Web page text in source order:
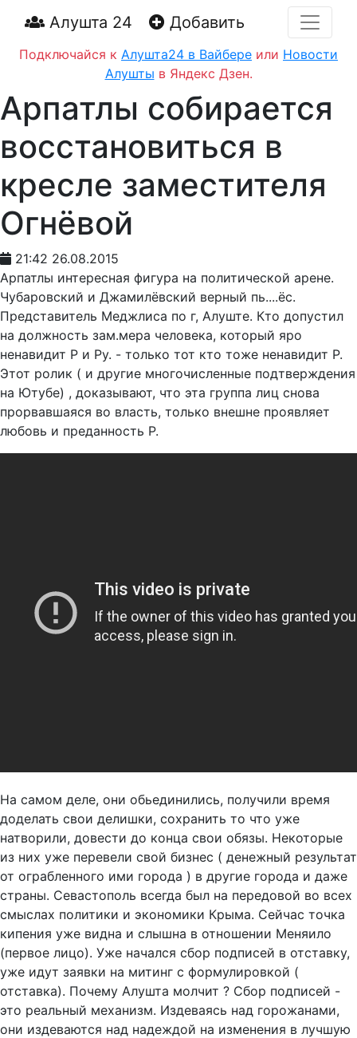
Алушта 24 Добавить
Подключайся к Алушта24 в Вайбере или Новости
Алушты в Яндекс Дзен.
Арпатлы собирается
восстановиться в
кресле заместителя
Огнёвой
21:42 26.08.2015
Арпатлы интересная фигура на политической арене.
Чубаровский и Джамилёвский верный пь....ёс.
Представитель Меджлиса по г, Алуште. Кто допустил
на должность зам.мера человека, который яро
ненавидит Р и Ру. - только тот кто тоже ненавидит Р.
Этот ролик ( и другие многочисленные подтверждения
на Ютубе) , доказывают, что эта группа лиц снова
прорвавшаяся во власть, только внешне проявляет
любовь и преданность Р.
На самом деле, они обьединились, получили время
доделать свои делишки, сохранить то что уже
натворили, довести до конца свои обязы. Некоторые
из них уже перевели свой бизнес ( денежный результат
от ограбленного ими города ) в другие города и даже
страны. Севастополь всегда был на передовой во всех
смыслах политики и экономики Крыма. Сейчас точка
кипения уже видна и слышна в отношении Меняило
(первое лицо). Уже начался сбор подписей в отставку,
уже идут заявки на митинг с формулировкой (
отставка). Почему Алушта молчит ? Сбор подписей -
это реальный механизм. Издеваясь над горожанами,
они издеваются над надеждой на изменения в лучшую